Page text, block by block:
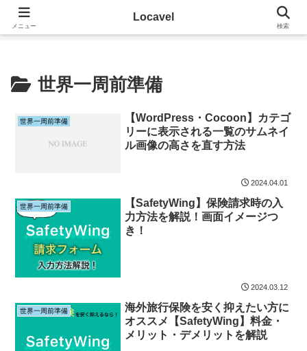
その地に溶け込むローカルたび
世界一周前準備
世界一周前準備
【WordPress・Cocoon】カテゴ
リーに表示される一覧のサムネイ
ル画像の高さを直す方法
2024.04.01
世界一周前準備
【SafetyWing】保険請求時の入
力方法を解説！画面イメージつ
き！
2024.03.12
世界一周前準備
海外旅行保険を安く抑えたい方に
オススメ【SafetyWing】料金・
メリット・デメリットを解説
メニュー
Locavel
検索